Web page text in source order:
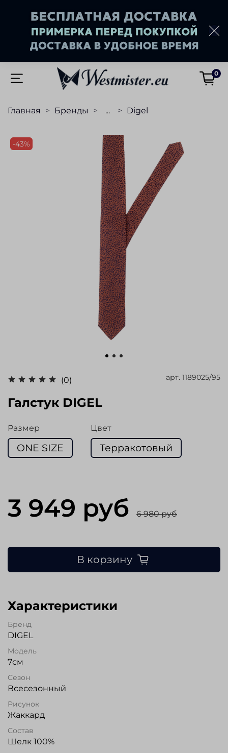
0
Главная Бренды ... Digel
-43%
(0) арт. 1189025/95
Галстук DIGEL
Размер
ONE SIZE
Цвет
Терракотовый
3 949 руб 6 980 руб
В корзину
Характеристики
Бренд
DIGEL
Модель
7см
Сезон
Всесезонный
Рисунок
Жаккард
Состав
Шелк 100%